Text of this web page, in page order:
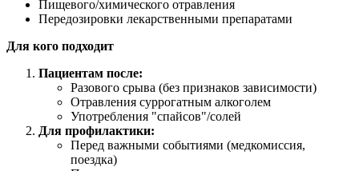
Пищевого/химического отравления
Передозировки лекарственными препаратами
Для кого подходит
Пациентам после:
Разового срыва (без признаков зависимости)
Отравления суррогатным алкоголем
Употребления "спайсов"/солей
Для профилактики:
Перед важными событиями (медкомиссия,
поездка)